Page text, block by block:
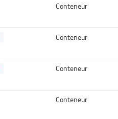
Conteneur
Conteneur
Conteneur
Conteneur